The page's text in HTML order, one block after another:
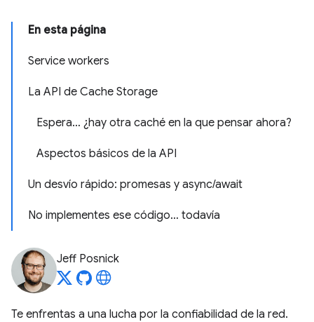
En esta página
Service workers
La API de Cache Storage
Espera… ¿hay otra caché en la que pensar ahora?
Aspectos básicos de la API
Un desvío rápido: promesas y async/await
No implementes ese código… todavía
Jeff Posnick
Te enfrentas a una lucha por la confiabilidad de la red.